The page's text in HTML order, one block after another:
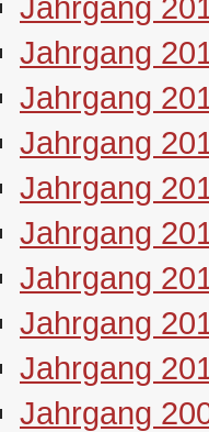
Jahrgang
Jahrgang
Jahrgang
Jahrgang
Jahrgang
Jahrgang
Jahrgang
Jahrgang
Jahrgang